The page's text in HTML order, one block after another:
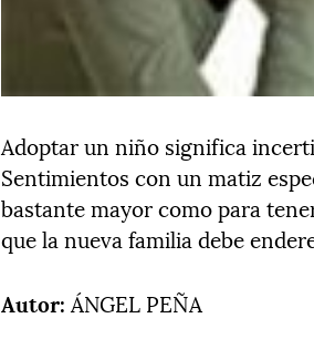
Adoptar un niño significa
Sentimientos con un matiz
bastante mayor como para
que la nueva familia debe
Autor:ÁNGEL PEÑA